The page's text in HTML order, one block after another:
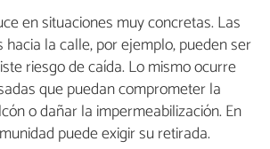
en situaciones muy concretas. Las
la calle, por ejemplo, pueden ser
riesgo de caída. Lo mismo ocurre
que puedan comprometer la
o dañar la impermeabilización. En
puede exigir su retirada.